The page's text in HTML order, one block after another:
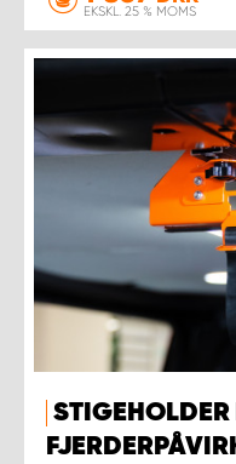
EKSKL. 25 % MOMS
STIGEHOLDER